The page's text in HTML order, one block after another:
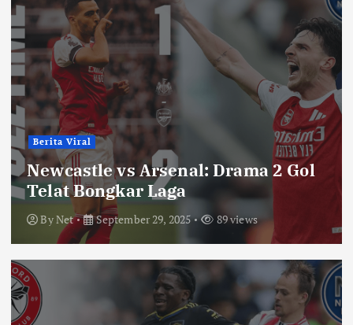
Berita Viral
Newcastle vs Arsenal: Drama 2 Gol
Telat Bongkar Laga
ByNet September 29, 2025 89 views